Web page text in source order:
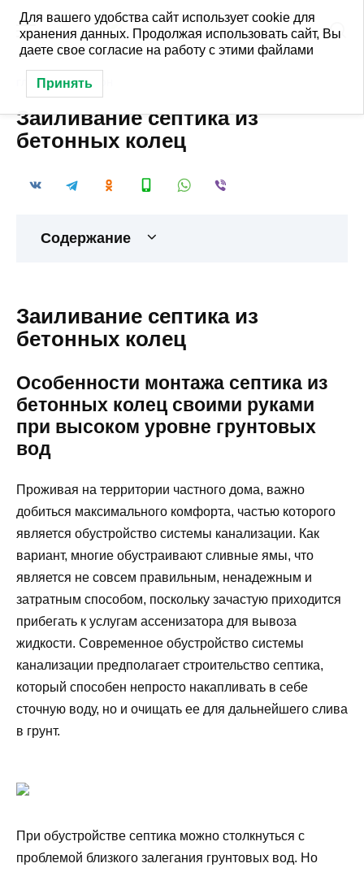
содержанию
ГЛАВНАЯ » БЕТОН
Заиливание септика из
бетонных колец
Содержание
Заиливание септика из
бетонных колец
Особенности монтажа септика из
бетонных колец своими руками
при высоком уровне грунтовых
вод
Проживая на территории частного дома, важно
добиться максимального комфорта, частью которого
является обустройство системы канализации. Как
вариант, многие обустраивают сливные ямы, что
является не совсем правильным, ненадежным и
затратным способом, поскольку зачастую приходится
прибегать к услугам ассенизатора для вывоза
жидкости. Современное обустройство системы
канализации предполагает строительство септика,
который способен непросто накапливать в себе
сточную воду, но и очищать ее для дальнейшего слива
в грунт.
При обустройстве септика можно столкнуться с
проблемой близкого залегания грунтовых вод. Но
Для вашего удобства сайт использует cookie для
хранения данных. Продолжая использовать сайт, Вы
даете свое согласие на работу с этими файлами
Принять